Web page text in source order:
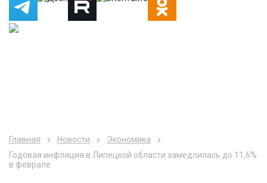
Главная Новости
Экономика
Годовая инфляция в Липецкой области замедлилась до 11,6%
в феврале